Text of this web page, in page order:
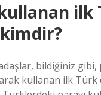
ilk
bildiğiniz gibi,
kullanan ilk Türk